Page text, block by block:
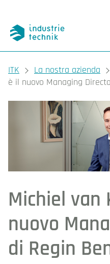
You are here:
ITK La nostra azienda
è il nuovo Managing
Michiel van
nuovo
di Regin